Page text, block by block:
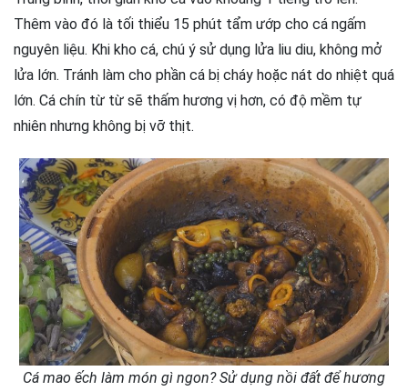
Thêm vào đó là tối thiểu 15 phút tẩm ướp cho cá ngấm
nguyên liệu. Khi kho cá, chú ý sử dụng lửa liu diu, không mở
lửa lớn. Tránh làm cho phần cá bị cháy hoặc nát do nhiệt quá
lớn. Cá chín từ từ sẽ thấm hương vị hơn, có độ mềm tự
nhiên nhưng không bị vỡ thịt.
Cá mao ếch làm món gì ngon? Sử dụng nồi đất để hương